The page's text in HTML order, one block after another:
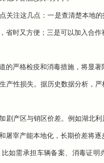
关注这几点：一是查清楚本地
省时又方便；三是可以加入合
的严格检疫和消毒措施，将显
产性损失。据历史数据分析，
剧产区与销区价差。例如湖北
屠宰产能本地化，长期价差将逐
如需承担车辆备案、消毒证